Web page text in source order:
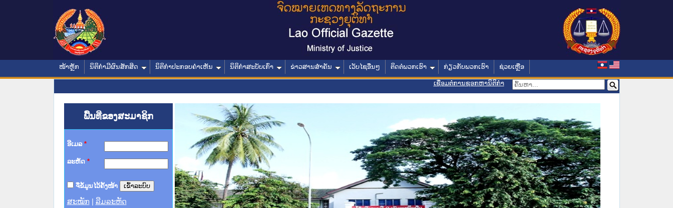
ໜ້າຫຼັກ ນິຕິກໍາມີຜົນສັກສິດ ນິຕິກໍາປະກອບຄໍາເຫັນ ນິຕິກໍາສະບັບເກົ່າ ຂ່າວສານສໍາຄັນ ເວັບໄຊອື່ນໆ ຕິດຕໍ່ພວກເຮົາ ກ່ຽວກັບພວກເຮົາ ຊ່ວຍເຫຼືອ
ເຊື່ອມຕໍ່ການຊອກຫານິຕິກຳ
ພື້ນທີ່ຂອງສະມາຊິກ
ອີເມລ *
ລະຫັດ *
ຈື່ຂໍ້ມູນໄວ້ຄັ້ງໜ້າ
ສະໝັກ ລືມລະຫັດ